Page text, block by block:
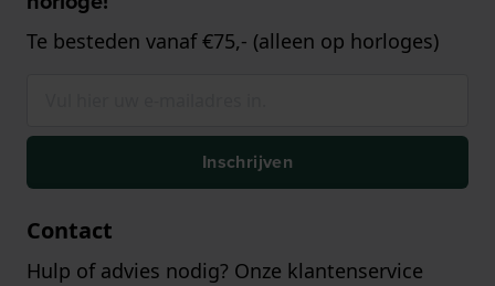
Te besteden vanaf €75,- (alleen op horloges)
Inschrijven
Contact
Hulp of advies nodig? Onze klantenservice